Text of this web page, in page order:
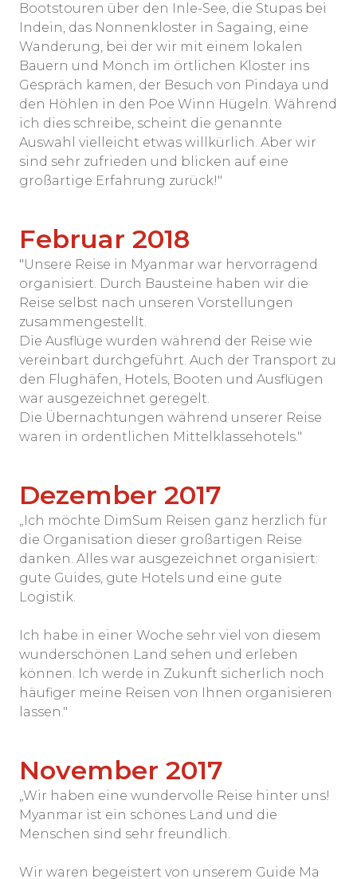
Bootstouren über den Inle-See, die Stupas bei
Indein, das Nonnenkloster in Sagaing, eine
Wanderung, bei der wir mit einem lokalen
Bauern und Mönch im örtlichen Kloster ins
Gespräch kamen, der Besuch von Pindaya und
den Höhlen in den Poe Winn Hügeln. Während
ich dies schreibe, scheint die genannte
Auswahl vielleicht etwas willkürlich. Aber wir
sind sehr zufrieden und blicken auf eine
großartige Erfahrung zurück!"
Februar 2018
"Unsere Reise in Myanmar war hervorragend
organisiert. Durch Bausteine haben wir die
Reise selbst nach unseren Vorstellungen
zusammengestellt.
Die Ausflüge wurden während der Reise wie
vereinbart durchgeführt. Auch der Transport zu
den Flughäfen, Hotels, Booten und Ausflügen
war ausgezeichnet geregelt.
Die Übernachtungen während unserer Reise
waren in ordentlichen Mittelklassehotels."
Dezember 2017
„Ich möchte DimSum Reisen ganz herzlich für
die Organisation dieser großartigen Reise
danken. Alles war ausgezeichnet organisiert:
gute Guides, gute Hotels und eine gute
Logistik.
Ich habe in einer Woche sehr viel von diesem
wunderschönen Land sehen und erleben
können. Ich werde in Zukunft sicherlich noch
häufiger meine Reisen von Ihnen organisieren
lassen."
November 2017
„Wir haben eine wundervolle Reise hinter uns!
Myanmar ist ein schönes Land und die
Menschen sind sehr freundlich.
Wir waren begeistert von unserem Guide Ma